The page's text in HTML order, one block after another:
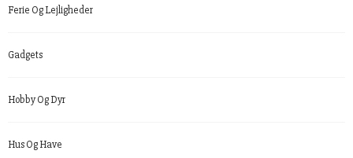
Ferie Og Lejligheder
Gadgets
Hobby Og Dyr
Hus Og Have